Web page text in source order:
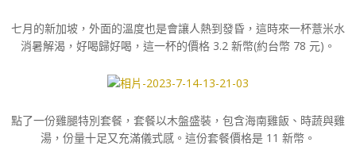
七月的新加坡，外面的溫度也是會讓人熱到發昏，這時來一杯薏米水
消暑解渴，好喝歸好喝，這一杯的價格 3.2 新幣(約台幣 78 元)。
點了一份雞腿特別套餐，套餐以木盤盛裝，包含海南雞飯、時蔬與雞
湯，份量十足又充滿儀式感。這份套餐價格是 11 新幣。